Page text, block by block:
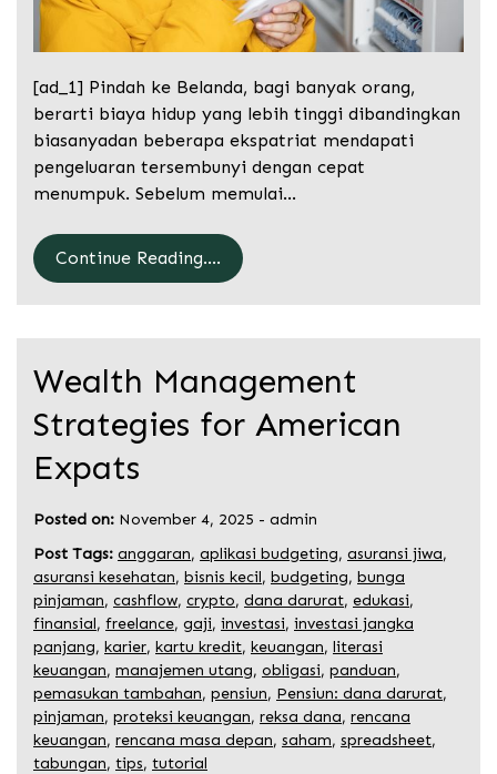
[ad_1] Pindah ke Belanda, bagi banyak orang,
berarti biaya hidup yang lebih tinggi dibandingkan
biasanyadan beberapa ekspatriat mendapati
pengeluaran tersembunyi dengan cepat
menumpuk. Sebelum memulai…
Continue Reading....
Wealth Management
Strategies for American
Expats
Posted on: November 4, 2025 - admin
Post Tags: anggaran, aplikasi budgeting, asuransi jiwa,
asuransi kesehatan, bisnis kecil, budgeting, bunga
pinjaman, cashflow, crypto, dana darurat, edukasi,
finansial, freelance, gaji, investasi, investasi jangka
panjang, karier, kartu kredit, keuangan, literasi
keuangan, manajemen utang, obligasi, panduan,
pemasukan tambahan, pensiun, Pensiun: dana darurat,
pinjaman, proteksi keuangan, reksa dana, rencana
keuangan, rencana masa depan, saham, spreadsheet,
tabungan, tips, tutorial